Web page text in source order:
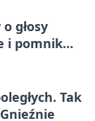
głosy
i pomnik
Tak